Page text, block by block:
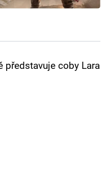
představuje coby Lara